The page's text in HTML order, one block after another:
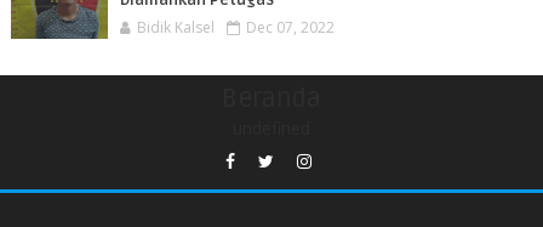
Bidik Kalsel Dec 07, 2022